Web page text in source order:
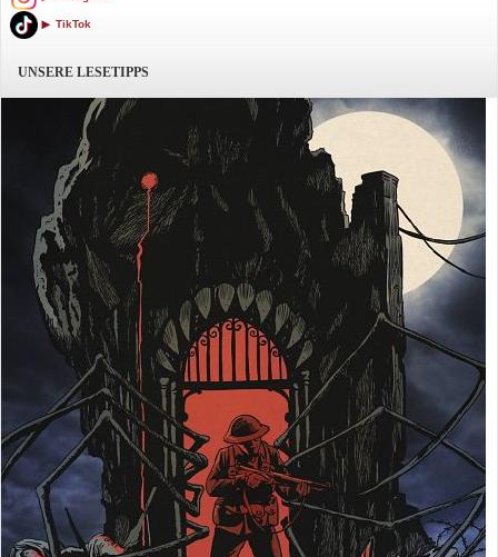
TikTok
UNSERE LESETIPPS